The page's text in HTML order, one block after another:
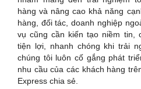
hàng và nâng cao khả năng
hàng, đối tác, doanh nghiệp
vụ cũng cần kiến tạo niềm tin,
tiện lợi, nhanh chóng khi trải
chúng tôi luôn cố gắng phát
nhu cầu của các khách hàng
Express chia sẻ.